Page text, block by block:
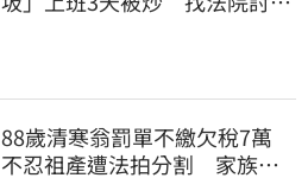
88歲清寒翁罰單不繳欠稅7萬
不忍祖產遭法拍分割 家族按